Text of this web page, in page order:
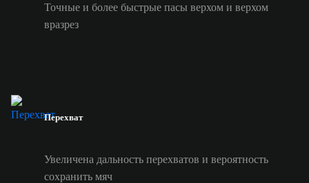
Точные и более быстрые пасы верхом и верхом
вразрез
Перехват
Увеличена дальность перехватов и вероятность
сохранить мяч